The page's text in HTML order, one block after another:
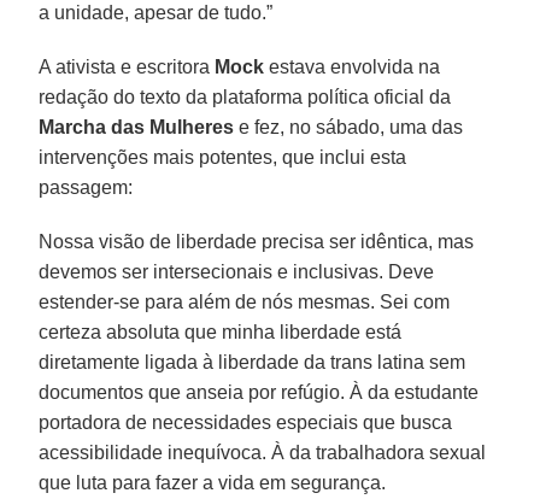
a unidade, apesar de tudo.”
A ativista e escritora Mock estava envolvida na
redação do texto da plataforma política oficial da
Marcha das Mulheres e fez, no sábado, uma das
intervenções mais potentes, que inclui esta
passagem:
Nossa visão de liberdade precisa ser idêntica, mas
devemos ser intersecionais e inclusivas. Deve
estender-se para além de nós mesmas. Sei com
certeza absoluta que minha liberdade está
diretamente ligada à liberdade da trans latina sem
documentos que anseia por refúgio. À da estudante
portadora de necessidades especiais que busca
acessibilidade inequívoca. À da trabalhadora sexual
que luta para fazer a vida em segurança.